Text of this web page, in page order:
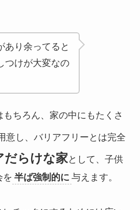
あり余ってると
つけが大変なの
もちろん、家の中にもたくさ
意し、バリアフリーとは完全
だらけな家として、子供
を 半ば強制的に 与えます。